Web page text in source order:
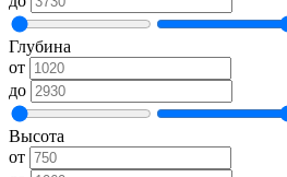
Глубина
от
до
Высота
от